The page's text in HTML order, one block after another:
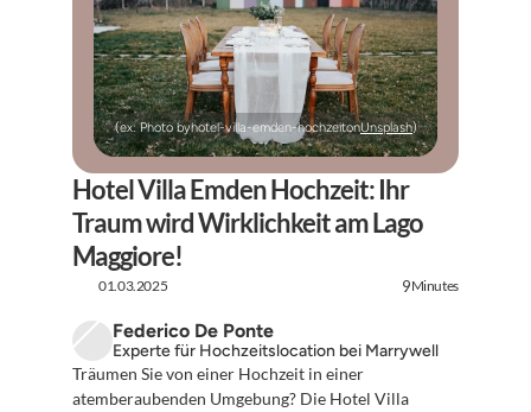
(ex: Photo byhotel-villa-emden-hochzeitonUnsplash)
Hotel Villa Emden Hochzeit: Ihr
Traum wird Wirklichkeit am Lago
Maggiore!
01.03.2025 9Minutes
Federico De Ponte
Experte für Hochzeitslocation bei Marrywell
Träumen Sie von einer Hochzeit in einer
atemberaubenden Umgebung? Die Hotel Villa